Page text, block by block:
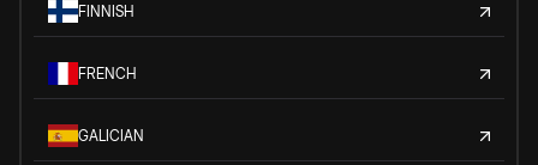
FINNISH
FRENCH
GALICIAN